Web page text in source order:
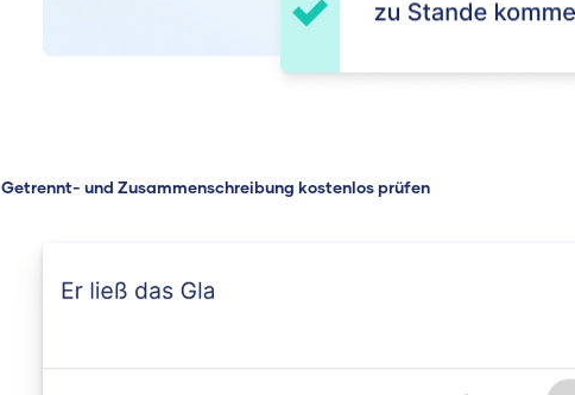
Getrennt- und Zusammenschreibung kostenlos prüfen